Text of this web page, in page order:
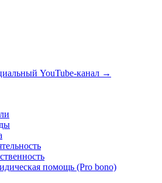
YouTube-канал →
помощь (Pro bono)